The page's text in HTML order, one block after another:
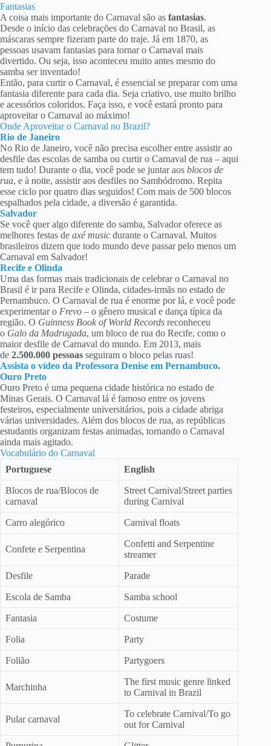
Fantasias
A coisa mais importante do Carnaval são as fantasias.
Desde o início das celebrações do Carnaval no Brasil, as
máscaras sempre fizeram parte do traje. Já em 1870, as
pessoas usavam fantasias para tornar o Carnaval mais
divertido. Ou seja, isso aconteceu muito antes mesmo do
samba ser inventado!
Então, para curtir o Carnaval, é essencial se preparar com uma
fantasia diferente para cada dia. Seja criativo, use muito brilho
e acessórios coloridos. Faça isso, e você estará pronto para
aproveitar o Carnaval ao máximo!
Onde Aproveitar o Carnaval no Brazil?
Rio de Janeiro
No Rio de Janeiro, você não precisa escolher entre assistir ao
desfile das escolas de samba ou curtir o Carnaval de rua – aqui
tem tudo! Durante o dia, você pode se juntar aos blocos de
rua, e à noite, assistir aos desfiles no Sambódromo. Repita
esse ciclo por quatro dias seguidos! Com mais de 500 blocos
espalhados pela cidade, a diversão é garantida.
Salvador
Se você quer algo diferente do samba, Salvador oferece as
melhores festas de axé music durante o Carnaval. Muitos
brasileiros dizem que todo mundo deve passar pelo menos um
Carnaval em Salvador!
Recife e Olinda
Uma das formas mais tradicionais de celebrar o Carnaval no
Brasil é ir para Recife e Olinda, cidades-irmãs no estado de
Pernambuco. O Carnaval de rua é enorme por lá, e você pode
experimentar o Frevo – o gênero musical e dança típica da
região. O Guinness Book of World Records reconheceu
o Galo da Madrugada, um bloco de rua do Recife, como o
maior desfile de Carnaval do mundo. Em 2013, mais
de 2.500.000 pessoas seguiram o bloco pelas ruas!
Assista o vídeo da Professora Denise em Pernambuco.
Ouro Preto
Ouro Preto é uma pequena cidade histórica no estado de
Minas Gerais. O Carnaval lá é famoso entre os jovens
festeiros, especialmente universitários, pois a cidade abriga
várias universidades. Além dos blocos de rua, as repúblicas
estudantis organizam festas animadas, tornando o Carnaval
ainda mais agitado.
Vocabulário do Carnaval
Portuguese
English
Blocos de rua/Blocos de
carnaval
Street Carnival/Street parties
during Carnival
Carro alegórico Carnival floats
Confete e Serpentina
Confetti and Serpentine
streamer
Desfile Parade
Escola de Samba Samba school
Fantasia Costume
Folia Party
Folião Partygoers
Marchinha
The first music genre linked
to Carnival in Brazil
Pular carnaval
To celebrate Carnival/To go
out for Carnival